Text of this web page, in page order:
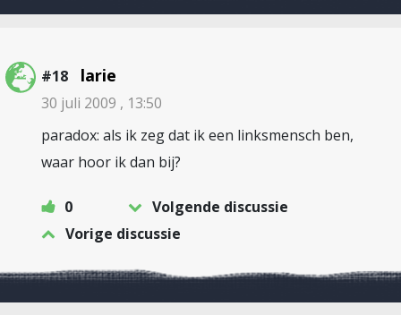
#18 larie
30 juli 2009 , 13:50
paradox: als ik zeg dat ik een linksmensch ben,
waar hoor ik dan bij?
0
Volgende discussie
Vorige discussie